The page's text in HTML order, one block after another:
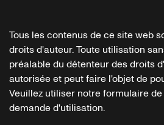
Tous les contenus de ce site web
droits d'auteur. Toute utilisation
préalable du détenteur des droits
autorisée et peut faire l'objet de
Veuillez utiliser notre formulaire
demande d'utilisation.